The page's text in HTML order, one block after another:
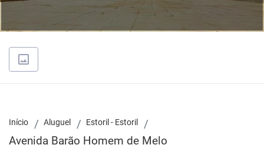
Início Aluguel Estoril - Estoril
Avenida Barão Homem de Melo